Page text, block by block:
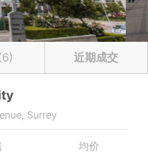
(6) 近期成交
Surrey
均价